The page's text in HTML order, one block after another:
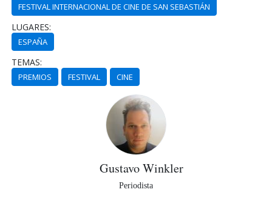
FESTIVAL INTERNACIONAL DE CINE DE SAN SEBASTIÁN
LUGARES:
ESPAÑA
TEMAS:
PREMIOS FESTIVAL CINE
Gustavo Winkler
Periodista